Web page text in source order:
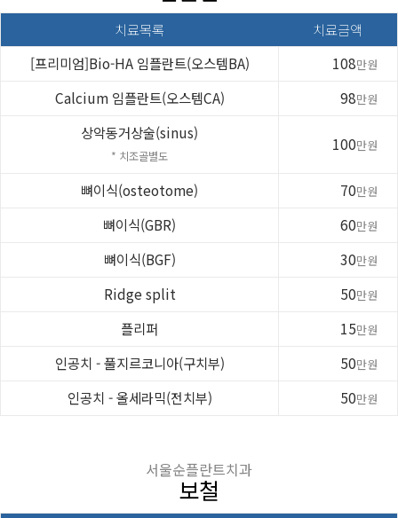
치료목록
치료금액
[프리미엄]Bio-HA 임플란트(오스템BA)
108만원
Calcium 임플란트(오스템CA) 98만원
상악동거상술(sinus)
* 치조골별도
100만원
뼈이식(osteotome) 70만원
뼈이식(GBR) 60만원
뼈이식(BGF) 30만원
Ridge split 50만원
플리퍼 15만원
인공치 - 풀지르코니아(구치부) 50만원
인공치 - 올세라믹(전치부) 50만원
서울순플란트치과
보철